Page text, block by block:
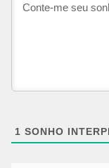
1 SONHO